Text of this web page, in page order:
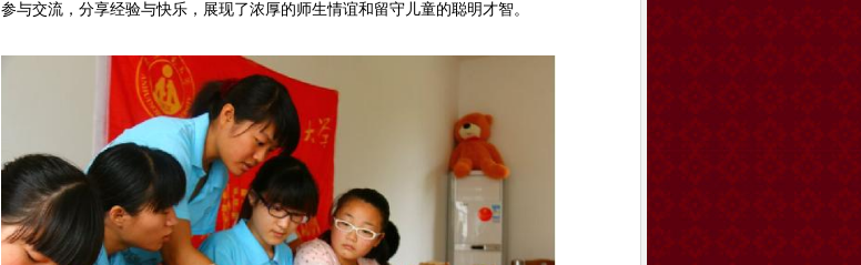
参与交流，分享经验与快乐，展现了浓厚的师生情谊和留守儿童的聪明才智。